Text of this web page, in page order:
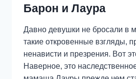
Барон и Лаура
Давно девушки не бросали в
такие откровенные взгляды,
ненависти и презрения. Вот
Наверное, это